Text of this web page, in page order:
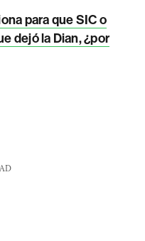
para que SIC o
dejó la Dian, ¿por